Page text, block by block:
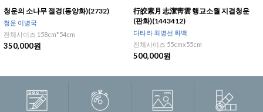
청운의 소나무 절경(동양화)(2732)
청운 이병국
전체사이즈 158cm*54cm
350,000원
行皎素月 志潔靑雲 행교소월 지결청운
(판화)(1443412)
다타라 최병선 화백
전체사이즈 55cmx55cm
500,000원